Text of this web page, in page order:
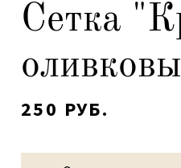
Сетка
250 РУБ.